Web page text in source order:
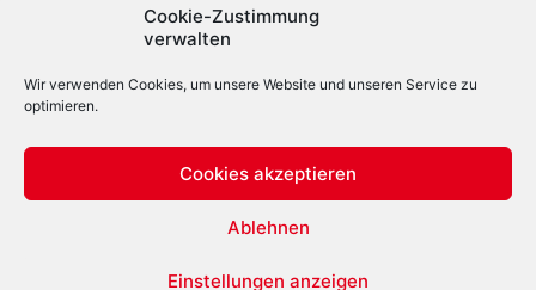
Cookie-Zustimmung
verwalten
Wir verwenden Cookies, um unsere Website und unseren Service zu
optimieren.
Cookies akzeptieren
Ablehnen
Einstellungen anzeigen
Dichtprofil aus selbstverlöschendem
Alle Vorteile.
Nassraumtüren
Branddicht und rauchdicht
Schalldicht und zugluftdicht
einseitige Auslösung
Auch für einflüglige Türen erhältlich
ohne Deckenanschlag